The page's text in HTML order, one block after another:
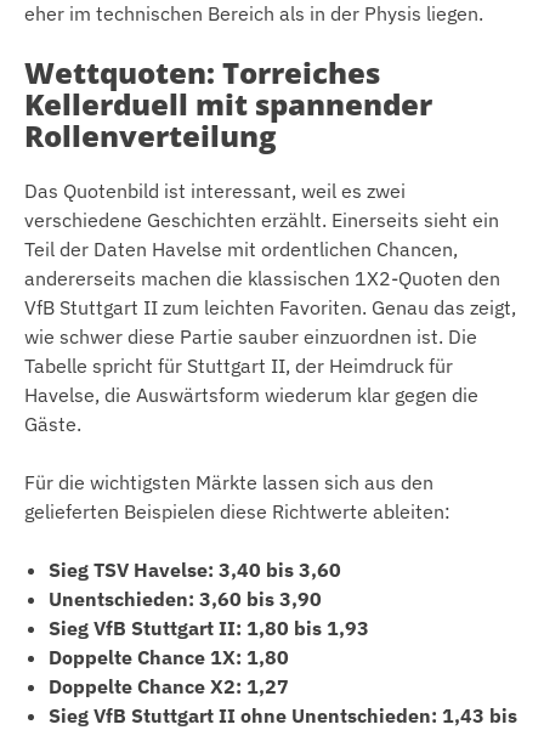
eher im technischen Bereich als in der Physis liegen.
Wettquoten: Torreiches
Kellerduell mit spannender
Rollenverteilung
Das Quotenbild ist interessant, weil es zwei
verschiedene Geschichten erzählt. Einerseits sieht ein
Teil der Daten Havelse mit ordentlichen Chancen,
andererseits machen die klassischen 1X2-Quoten den
VfB Stuttgart II zum leichten Favoriten. Genau das zeigt,
wie schwer diese Partie sauber einzuordnen ist. Die
Tabelle spricht für Stuttgart II, der Heimdruck für
Havelse, die Auswärtsform wiederum klar gegen die
Gäste.
Für die wichtigsten Märkte lassen sich aus den
gelieferten Beispielen diese Richtwerte ableiten:
Sieg TSV Havelse: 3,40 bis 3,60
Unentschieden: 3,60 bis 3,90
Sieg VfB Stuttgart II: 1,80 bis 1,93
Doppelte Chance 1X: 1,80
Doppelte Chance X2: 1,27
Sieg VfB Stuttgart II ohne Unentschieden: 1,43 bis